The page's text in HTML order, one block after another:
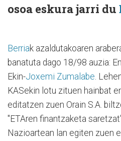
osoa eskura jarri du
Berriak azaldutakoaren
banatuta dago 18/98 auzia:
Ekin-Joxemi Zumalabe .
KASekin lotu zituen hainbat
editatzen zuen Orain S.A.
"ETAren finantzaketa
Nazioartean lan egiten zuen